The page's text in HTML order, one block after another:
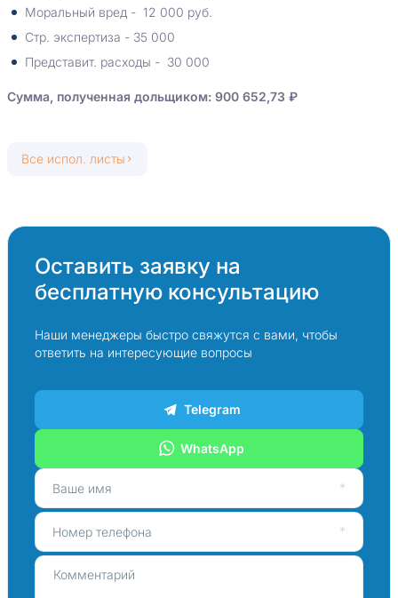
Моральный вред - 12 000 руб.
Стр. экспертиза - 35 000
Представит. расходы - 30 000
Сумма, полученная дольщиком: 900 652,73 ₽
Все испол. листы
Оставить заявку на
бесплатную консультацию
Наши менеджеры быстро свяжутся с вами, чтобы
ответить на интересующие вопросы
Telegram
WhatsApp
Ваше имя
Номер телефона